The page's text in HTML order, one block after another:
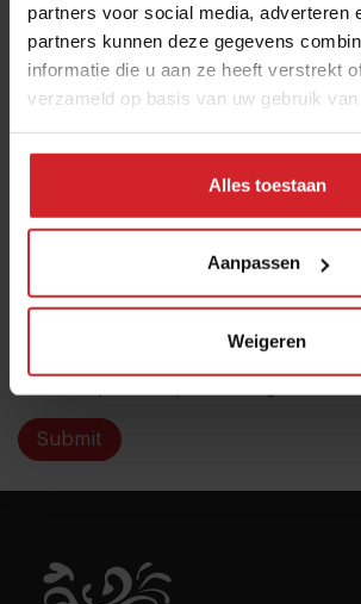
partners voor social media, adverteren
partners kunnen deze gegevens
informatie die u aan ze heeft verstrekt
verzameld op basis van uw gebruik
Alles toestaan
Aanpassen
Weigeren
I accept the terms and conditions in
Submit